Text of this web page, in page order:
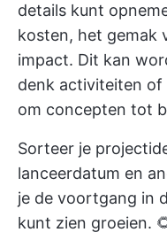
details kunt
kosten, het gemak
impact. Dit kan
denk activiteiten of
om concepten tot
Sorteer je
lanceerdatum en
je de voortgang in
kunt zien groeien.